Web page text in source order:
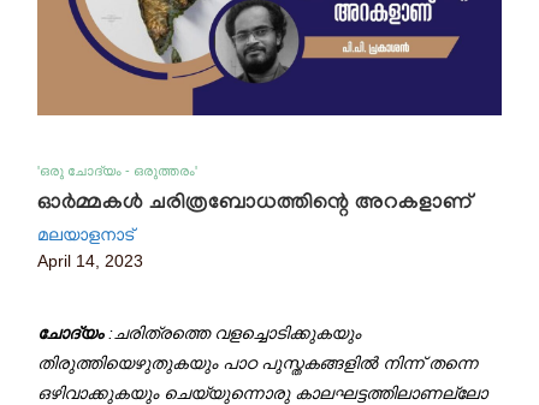
'ഒരു ചോദ്യം - ഒരുത്തരം'
ഓർമ്മകൾ ചരിത്രബോധത്തിന്റെ അറകളാണ്
മലയാളനാട്
April 14, 2023
ചോദ്യം:ചരിത്രത്തെ വളച്ചൊടിക്കുകയും
തിരുത്തിയെഴുതുകയും പാഠ പുസ്തകങ്ങളിൽ നിന്ന് തന്നെ
ഒഴിവാക്കുകയും ചെയ്യുന്നൊരു കാലഘട്ടത്തിലാണല്ലോ